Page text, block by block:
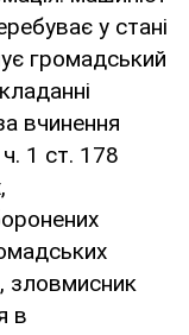
у стані
громадський
вчинення
1 ст. 178
зловмисник
в